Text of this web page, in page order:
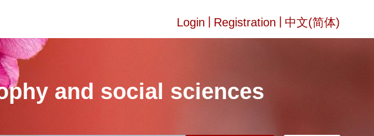
Login Registration 中文(简体)
and social sciences